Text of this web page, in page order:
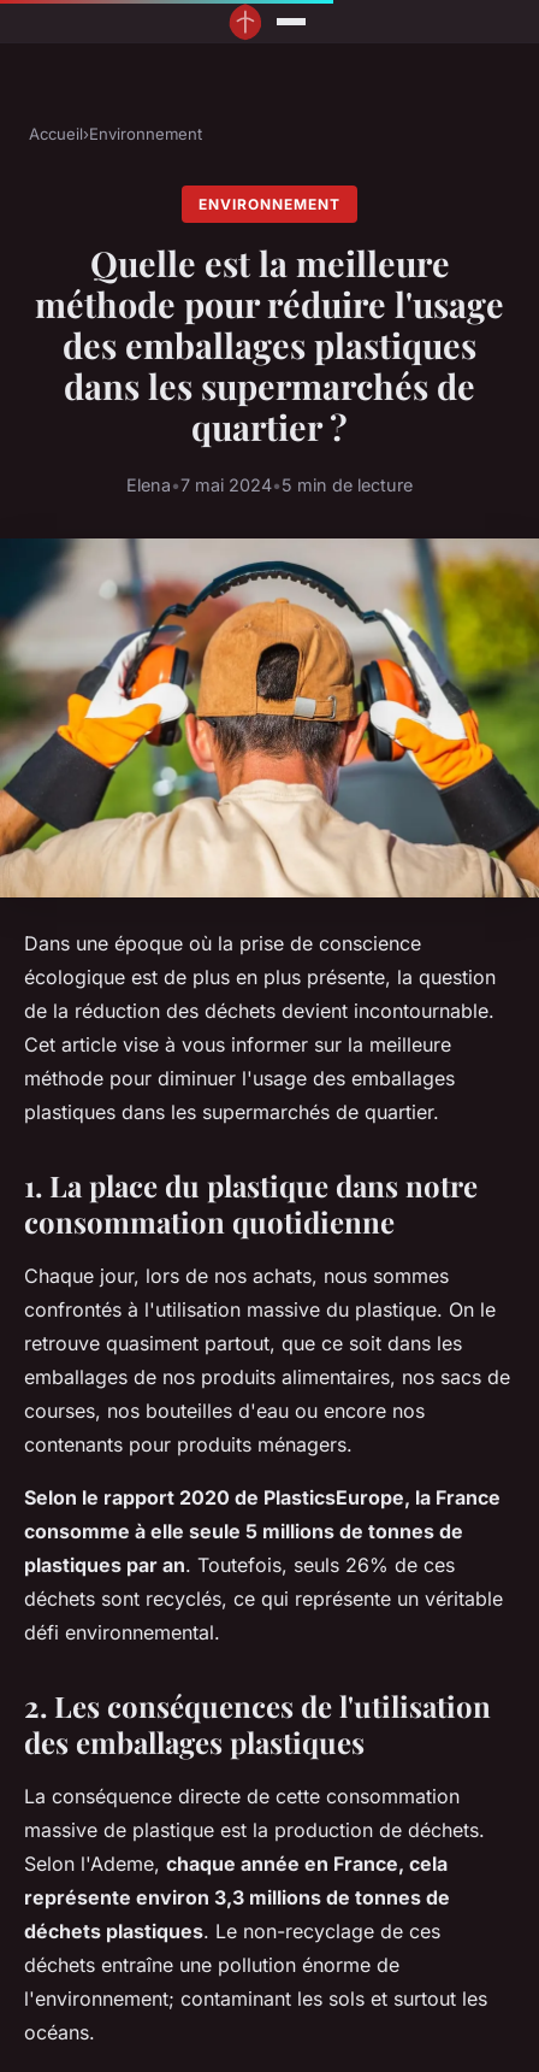
Accueil›Environnement
ENVIRONNEMENT
Quelle est la meilleure
méthode pour réduire l'usage
des emballages plastiques
dans les supermarchés de
quartier ?
Elena•7 mai 2024•5 min de lecture
Dans une époque où la prise de conscience
écologique est de plus en plus présente, la question
de la réduction des déchets devient incontournable.
Cet article vise à vous informer sur la meilleure
méthode pour diminuer l'usage des emballages
plastiques dans les supermarchés de quartier.
1. La place du plastique dans notre
consommation quotidienne
Chaque jour, lors de nos achats, nous sommes
confrontés à l'utilisation massive du plastique. On le
retrouve quasiment partout, que ce soit dans les
emballages de nos produits alimentaires, nos sacs de
courses, nos bouteilles d'eau ou encore nos
contenants pour produits ménagers.
Selon le rapport 2020 de PlasticsEurope, la France
consomme à elle seule 5 millions de tonnes de
plastiques par an. Toutefois, seuls 26% de ces
déchets sont recyclés, ce qui représente un véritable
défi environnemental.
2. Les conséquences de l'utilisation
des emballages plastiques
La conséquence directe de cette consommation
massive de plastique est la production de déchets.
Selon l'Ademe, chaque année en France, cela
représente environ 3,3 millions de tonnes de
déchets plastiques. Le non-recyclage de ces
déchets entraîne une pollution énorme de
l'environnement; contaminant les sols et surtout les
océans.